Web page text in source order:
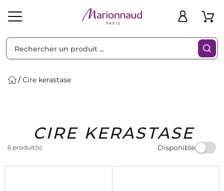
Solaire Homme Marques Idées
Cadeaux
Bons
Plans
Cire kerastase
CIRE KERASTASE
6 produit(s) Disponible
Filtres